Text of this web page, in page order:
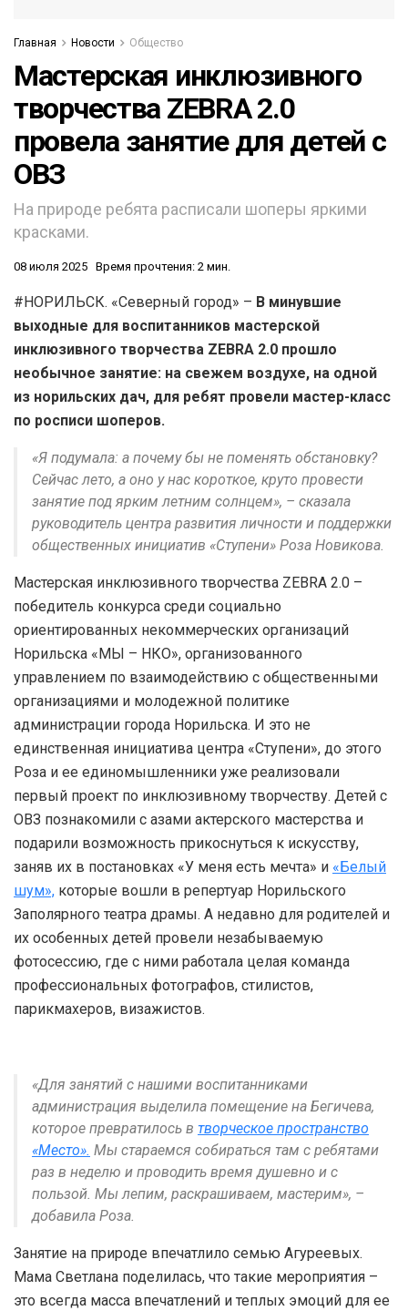
Главная Новости Общество
Мастерская инклюзивного
творчества ZEBRA 2.0
провела занятие для детей с
ОВЗ
На природе ребята расписали шоперы яркими
красками.
08 июля 2025 Время прочтения: 2 мин.
#НОРИЛЬСК. «Северный город» – В минувшие
выходные для воспитанников мастерской
инклюзивного творчества ZEBRA 2.0 прошло
необычное занятие: на свежем воздухе, на одной
из норильских дач, для ребят провели мастер-класс
по росписи шоперов.
«Я подумала: а почему бы не поменять обстановку?
Сейчас лето, а оно у нас короткое, круто провести
занятие под ярким летним солнцем», – сказала
руководитель центра развития личности и поддержки
общественных инициатив «Ступени» Роза Новикова.
Мастерская инклюзивного творчества ZEBRA 2.0 –
победитель конкурса среди социально
ориентированных некоммерческих организаций
Норильска «МЫ – НКО», организованного
управлением по взаимодействию с общественными
организациями и молодежной политике
администрации города Норильска. И это не
единственная инициатива центра «Ступени», до этого
Роза и ее единомышленники уже реализовали
первый проект по инклюзивному творчеству. Детей с
ОВЗ познакомили с азами актерского мастерства и
подарили возможность прикоснуться к искусству,
заняв их в постановках «У меня есть мечта» и «Белый
шум», которые вошли в репертуар Норильского
Заполярного театра драмы. А недавно для родителей и
их особенных детей провели незабываемую
фотосессию, где с ними работала целая команда
профессиональных фотографов, стилистов,
парикмахеров, визажистов.
«Для занятий с нашими воспитанниками
администрация выделила помещение на Бегичева,
которое превратилось в творческое пространство
«Место». Мы стараемся собираться там с ребятами
раз в неделю и проводить время душевно и с
пользой. Мы лепим, раскрашиваем, мастерим», –
добавила Роза.
Занятие на природе впечатлило семью Агуреевых.
Мама Светлана поделилась, что такие мероприятия –
это всегда масса впечатлений и теплых эмоций для ее